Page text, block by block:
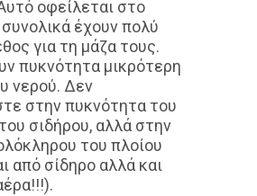
οφείλεται στο
έχουν πολύ
για τη μάζα τους.
πυκνότητα μικρότερη
νερού. Δεν
στην πυκνότητα του
σιδήρου, αλλά στην
του πλοίου
από σίδηρο αλλά και